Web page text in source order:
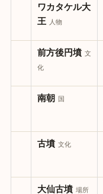
ワカタケル大
王
人物
前方後円墳 文
化
南朝 国
古墳 文化
大仙古墳 場所